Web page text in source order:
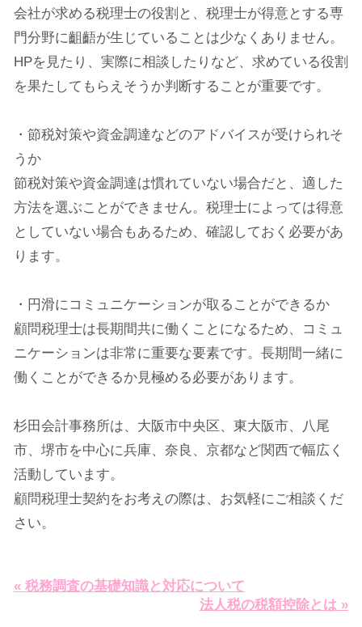
会社が求める税理士の役割と、税理士が得意とする専
門分野に齟齬が生じていることは少なくありません。
HPを見たり、実際に相談したりなど、求めている役割
を果たしてもらえそうか判断することが重要です。
・節税対策や資金調達などのアドバイスが受けられそ
うか
節税対策や資金調達は慣れていない場合だと、適した
方法を選ぶことができません。税理士によっては得意
としていない場合もあるため、確認しておく必要があ
ります。
・円滑にコミュニケーションが取ることができるか
顧問税理士は長期間共に働くことになるため、コミュ
ニケーションは非常に重要な要素です。長期間一緒に
働くことができるか見極める必要があります。
杉田会計事務所は、大阪市中央区、東大阪市、八尾
市、堺市を中心に兵庫、奈良、京都など関西で幅広く
活動しています。
顧問税理士契約をお考えの際は、お気軽にご相談くだ
さい。
« 税務調査の基礎知識と対応について
法人税の税額控除とは »